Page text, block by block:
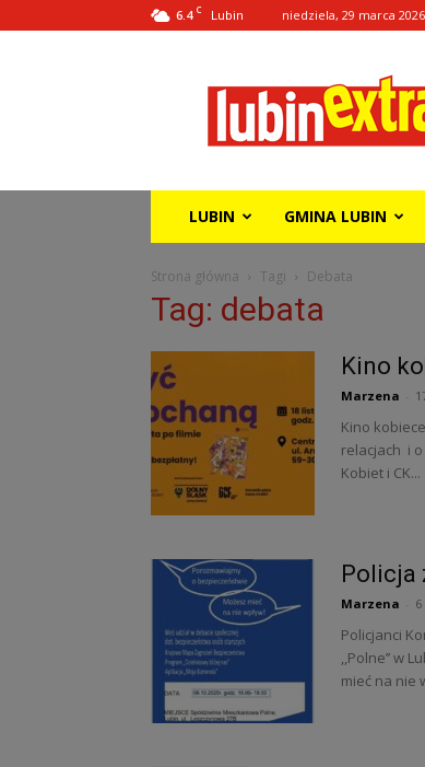
6.4 C Lubin niedziela, 29 marca 2026
Extra!
LUBIN GMINA LUBIN
Strona główna Tagi Debata
Tag: debata
Kino
Marzena
Kino
relacjach i
Kobiet i CK...
Policja
Marzena
Policjanci
,,Polne’’ w
mieć na nie